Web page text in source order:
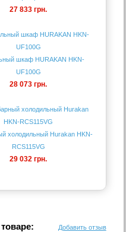
27 833 грн.
шкаф HURAKAN HKN-
UF100G
28 073 грн.
холодильный Hurakan HKN-
RCS115VG
29 032 грн.
Добавить отзыв